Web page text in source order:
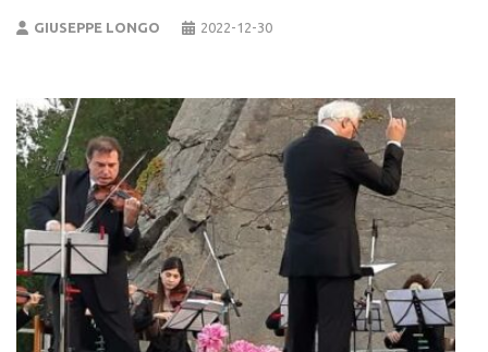
GIUSEPPE LONGO 2022-12-30